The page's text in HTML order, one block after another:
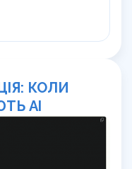
КОЛИ
AI